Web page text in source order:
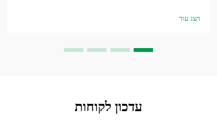
רבוע) הוא ...
הצג עוד
עדכון לקוחות